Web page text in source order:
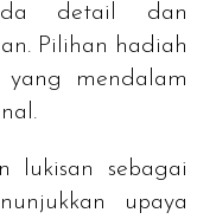
detail dan
Pilihan hadiah
mendalam
lukisan sebagai
upaya